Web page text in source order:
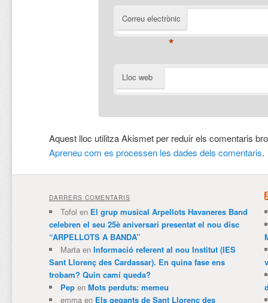
Correu electrònic
*
Lloc web
Aquest lloc utilitza Akismet per reduir els comentaris
Apreneu com es processen les dades dels comentaris.
DARRERS COMENTARIS
Tofol en El grup musical Arpellots Havaneres Band
celebren el seu 25è aniversari presentat el nou disc
“ARPELLOTS A BANDA”
Martaen Informació referent al nou Institut (IES
Sant Llorenç des Cardassar). En quina fase ens
trobam? Quin camí queda?
Pepen Mots perduts: memeu
emmaen Els gegants de Sant Llorenç des